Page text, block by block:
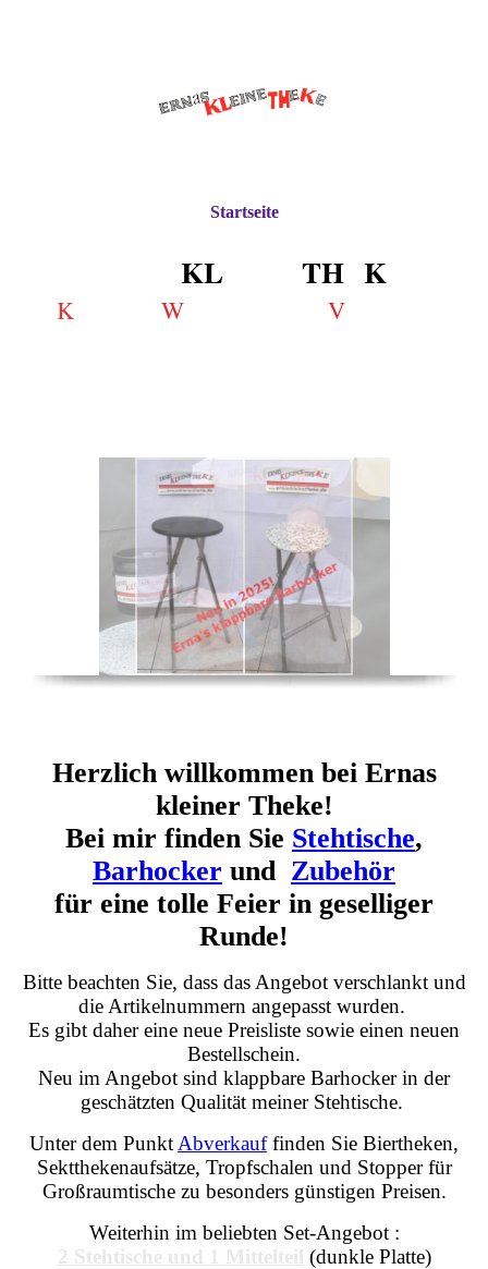
KL TH K
Kennen • Wertschätzen • Vertrauen
Startseite
Herzlich willkommen bei Ernas
kleiner Theke!
Bei mir finden Sie Stehtische,
Barhocker und Zubehör
für eine tolle Feier in geselliger
Runde!
Bitte beachten Sie, dass das Angebot verschlankt und
die Artikelnummern angepasst wurden.
Es gibt daher eine neue Preisliste sowie einen neuen
Bestellschein.
Neu im Angebot sind klappbare Barhocker in der
geschätzten Qualität meiner Stehtische.
Unter dem Punkt Abverkauffinden Sie Biertheken,
Sektthekenaufsätze, Tropfschalen und Stopper für
Großraumtische zu besonders günstigen Preisen.
Weiterhin im beliebten Set-Angebot :
(dunkle Platte)